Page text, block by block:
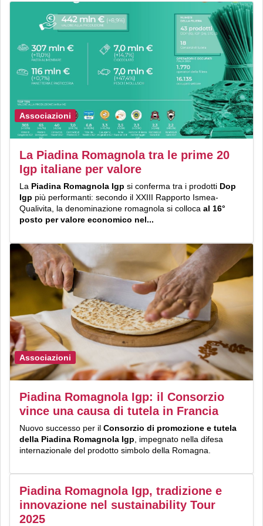
Associazioni
La Piadina Romagnola tra le prime 20
Igp italiane per valore
La Piadina Romagnola Igp si conferma tra i prodotti Dop
Igp più performanti: secondo il XXIII Rapporto Ismea-
Qualivita, la denominazione romagnola si colloca al 16°
posto per valore economico nel...
Associazioni
Piadina Romagnola Igp: il Consorzio
vince una causa di tutela in Francia
Nuovo successo per il Consorzio di promozione e tutela
della Piadina Romagnola Igp , impegnato nella difesa
internazionale del prodotto simbolo della Romagna.
Piadina Romagnola Igp, tradizione e
innovazione nel sustainability Tour
2025